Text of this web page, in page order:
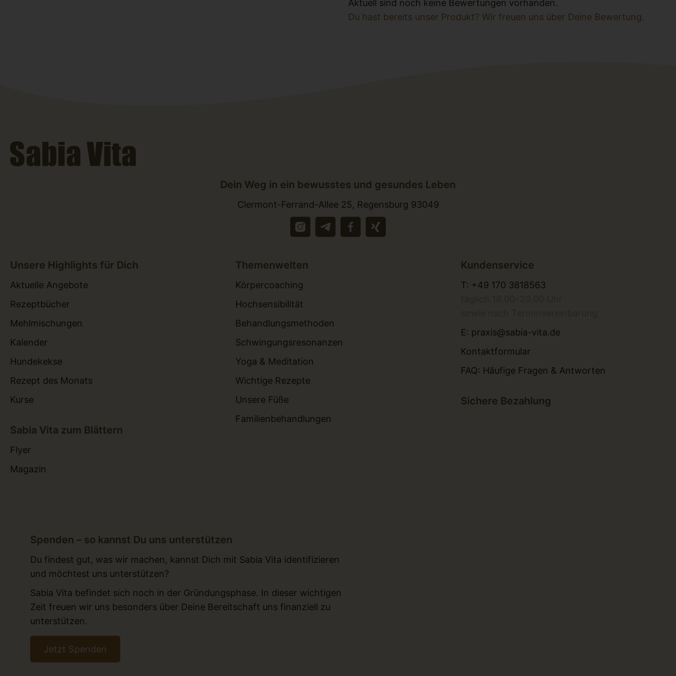
Aktuell sind noch keine Bewertungen vorhanden.
Du hast bereits unser Produkt? Wir freuen uns über Deine Bewertung.
Dein Weg in ein bewusstes und gesundes Leben
Clermont-Ferrand-Allee 25, Regensburg 93049
Unsere Highlights für Dich
Aktuelle Angebote
Rezeptbücher
Mehlmischungen
Kalender
Hundekekse
Rezept des Monats
Kurse
Sabia Vita zum Blättern
Flyer
Magazin
Themenwelten
Körpercoaching
Hochsensibilität
Behandlungsmethoden
Schwingungsresonanzen
Yoga & Meditation
Wichtige Rezepte
Unsere Füße
Familienbehandlungen
Kundenservice
T: +49 170 3818563
E: praxis@sabia-vita.de
Kontaktformular
FAQ: Häufige Fragen & Antworten
Sichere Bezahlung
Spenden – so kannst Du uns unterstützen
Du findest gut, was wir machen, kannst Dich mit Sabia Vita identifizieren
und möchtest uns unterstützen?
Sabia Vita befindet sich noch in der Gründungsphase. In dieser wichtigen
Zeit freuen wir uns besonders über Deine Bereitschaft uns finanziell zu
unterstützen.
Jetzt Spenden